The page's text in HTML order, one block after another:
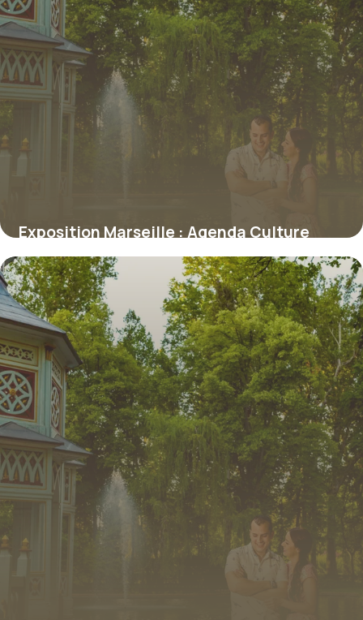
Exposition Marseille : Agenda Culture
2026
7 juillet 2026